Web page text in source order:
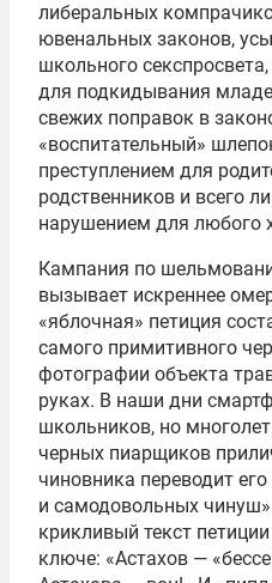
либеральных
ювенальных законов,
школьного
для подкидывания
свежих поправок в
«воспитательный»
преступлением для
родственников и всего
нарушением для любого
Кампания по
вызывает искреннее
«яблочная» петиция
самого примитивного
фотографии объекта
руках. В наши дни
школьников, но
черных пиарщиков
чиновника переводит
и самодовольных
крикливый текст
ключе: «Астахов —